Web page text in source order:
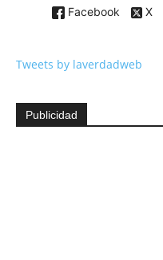
Facebook X
Tweets by laverdadweb
Publicidad